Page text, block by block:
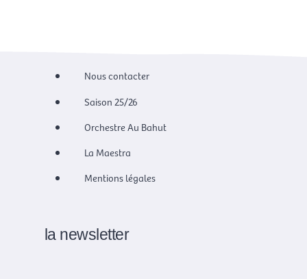
Nous contacter
Saison 25/26
Orchestre Au Bahut
La Maestra
Mentions légales
la newsletter